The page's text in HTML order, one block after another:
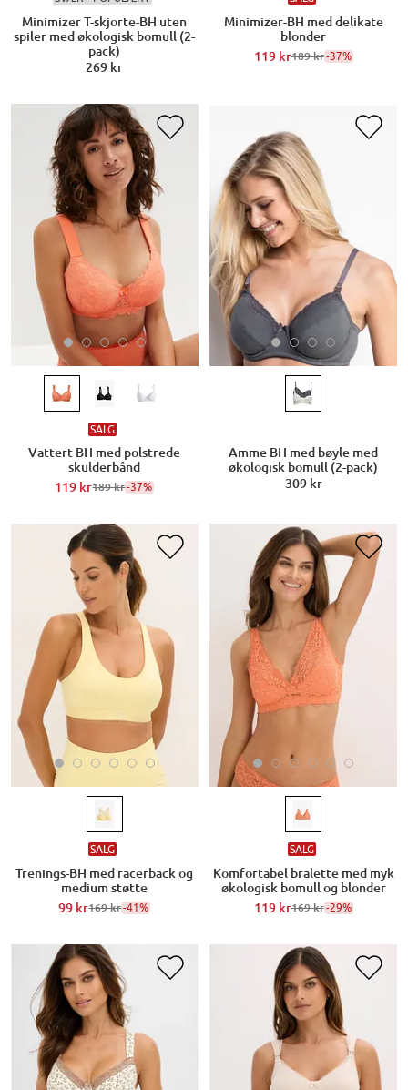
Minimizer T-skjorte-BH uten
spiler med økologisk bomull (2-
pack)
269 kr
Minimizer-BH med delikate
blonder
119 kr189 kr-37%
SALG
Vattert BH med polstrede
skulderbånd
119 kr189 kr-37%
Amme BH med bøyle med
økologisk bomull (2-pack)
309 kr
SALG
Trenings-BH med racerback og
medium støtte
99 kr169 kr-41%
SALG
Komfortabel bralette med myk
økologisk bomull og blonder
119 kr169 kr-29%